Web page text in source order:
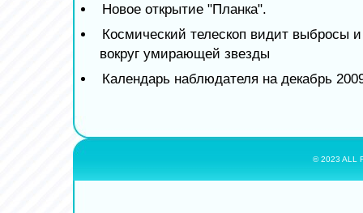
Новое открытие "Планка".
Космический телескоп видит выбросы
вокруг умирающей звезды
Календарь наблюдателя на декабрь
© 2023 ALL